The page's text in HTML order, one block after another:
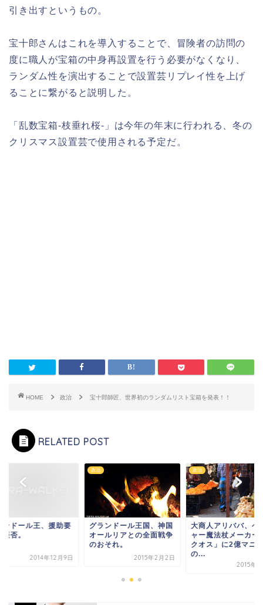
引き出すというもの。
宝十郎さんはこれを導入することで、冒険者の訪問の
度に職人が宝箱の中身再設置を行う必要がなくなり、
ランダム性を演出することで設置芸リプレイ性を上げ
ることに繋がると説明した。
「乱数宝箱-枝垂れ桜-」は今年の年末に行われる、冬の
クリスマス設置芸で使用される予定だ。
HOME 政治 宝十郎師匠、世界初のランダムリスト宝箱を発表！！
RELATED POST
ンドール王、援助要
否。
2014年12月9日
政治
グランドール王国、神国
オールリアとの全面戦争
のおそれ。
2015年2月2日
政治
大商人アリババ、ベ
ャー魔法杖メーカー
クオス」に2億マニ
の...
2015年5